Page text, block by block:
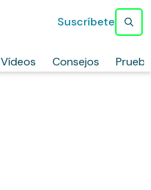
Vídeos Consejos
Suscríbete